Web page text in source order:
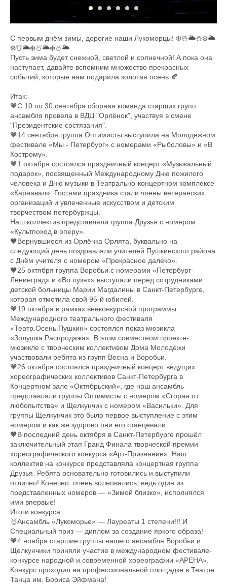
С первым днём зимы, дорогие наши Лукоморцы! ❄️☃️🌥⛄️❄️🌥
❄️☃️🌥❄️☃️🌥❄️☃️🌥
Пусть зима будет снежной, светлой и солнечной! А пока она
наступает, давайте вспомним множество прекрасных
событий, которые нам подарила золотая осень 🍂
Итак:
🧡С 10 по 30 сентября сборная команда старших групп
ансамбля провела в ВДЦ "Орлёнок", участвуя в смене
"Президентские состязания".
🧡14 сентября группа Оптимисты выступила на Молодёжном
фестивале «Мы - Петербург» с номерами «Рыболовы» и «В
Кострому».
🧡1 октября состоялся праздничный концерт «Музыкальный
подарок», посвященный Международному Дню пожилого
человека и Дню музыки в Театрально-концертном комплексе
«Карнавал». Гостями праздника стали члены ветеранских
организаций и увлеченные искусством и детским
творчеством петербуржцы.
Наш коллектив представляли группа Друзья с номером
«Культпоход в оперу».
🧡Вернувшиеся из Орлёнка Орлята, буквально на
следующий день поздравляли учителей Пушкинского района
с Днём учителя с номером «Прекрасное далеко».
🧡25 октября группа Воробьи с номерами «Петербург-
Ленинград» и «Во лузях» выступали перед сотрудниками
детской больницы Марии Магдалины в Санкт-Петербурге,
которая отметила свой 95-й юбилей.
🧡19 октября в рамках внеконкурсной программы
Международного театрального фестиваля
«Театр.Осень.Пушкин» состоялся показ мюзикла
«Золушка.Распродажа». В этом совместном проекте-
мюзикле с творческим коллективом Дома Молодежи
участвовали ребята из групп Весна и Воробьи.
🧡26 октября состоялся праздничный концерт ведущих
хореографических коллективов Санкт-Петербурга в
Концертном зале «Октябрьский», где наш ансамбль
представляли группы Оптимисты с номером «Сгорая от
любопытства» и Щелкунчик с номером «Васильки». Для
группы Щелкунчик это было первое выступление с этим
номером и как же здорово они его станцевали.
🧡В последний день октября в Санкт-Петербурге прошёл
заключительный этап Гранд Финала творческой премии
хореографического конкурса «Арт-Признание». Наш
коллектив на конкурсе представляла концертная группа
Друзья. Ребята основательно готовились и выступили
отлично! Конечно, очень волновались, ведь один из
представленных номеров — «Зимой близко», исполнялся
ими впервые!
Итоги конкурса:
🥇Ансамбль «Лукоморье» — Лауреаты 1 степени!!! И
Специальный приз — диплом за создание яркого образа!
🧡4 ноября старшие группы нашего ансамбля Воробьи и
Щелкунчики приняли участие в международном фестивале-
конкурсе народной и современной хореографии «АРЕНА».
Конкурс проходил на профессиональной площадке в Театре
Танца им. Бориса Эйфмана!